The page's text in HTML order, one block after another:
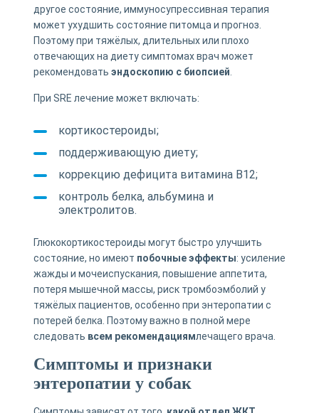
другое состояние, иммуносупрессивная терапия
может ухудшить состояние питомца и прогноз.
Поэтому при тяжёлых, длительных или плохо
отвечающих на диету симптомах врач может
рекомендовать эндоскопию с биопсией
При SRE лечение может включать:
кортикостероиды;
поддерживающую диету;
коррекцию дефицита витамина B12;
контроль белка, альбумина и
электролитов.
Глюкокортикостероиды могут быстро улучшить
состояние, но имеют побочные эффекты: усиление
жажды и мочеиспускания, повышение аппетита,
потеря мышечной массы, риск тромбоэмболий у
тяжёлых пациентов, особенно при энтеропатии с
потерей белка. Поэтому важно в полной мере
следовать всем рекомендациямлечащего врача.
Симптомы и признаки
энтеропатии у собак